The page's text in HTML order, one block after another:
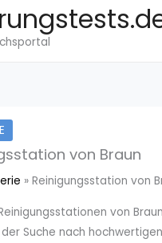
von Braun
Reinigungsstation von
von
Suche nach hochwertigen